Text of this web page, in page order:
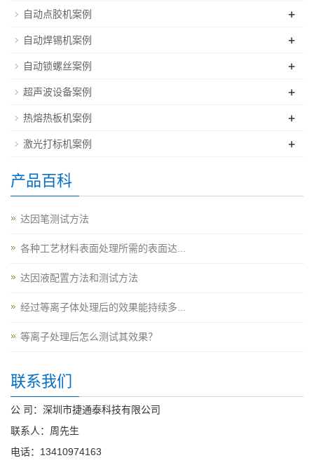
自动点胶机案例 +
自动焊锡机案例 +
自动锁螺丝案例 +
超声波设备案例 +
热熔热板机案例 +
激光打标机案例 +
产品百科
达因笔测试方法
各种工艺材料表面处理所需的表面达...
达因液配置方法和测试方法
经过等离子体处理后的效果能持续多...
等离子处理后怎么测试其效果？
联系我们
公 司：深圳市捷通泰科技有限公司
联系人：周先生
电话：13410974163